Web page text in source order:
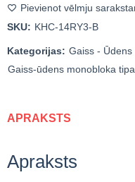
Pievienot vēlmju
SKU: KHC-14RY3-B
Kategorijas: Gaiss - Ūdens
Gaiss-ūdens monobloka tipa
APRAKSTS
Apraksts